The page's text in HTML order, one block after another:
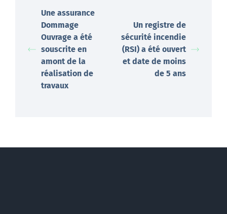
Une assurance
Dommage
Ouvrage a été
souscrite en
amont de la
réalisation de
travaux
Un registre de
sécurité incendie
(RSI) a été ouvert
et date de moins
de 5 ans